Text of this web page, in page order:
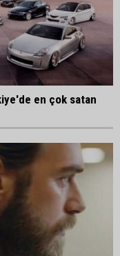
en çok satan